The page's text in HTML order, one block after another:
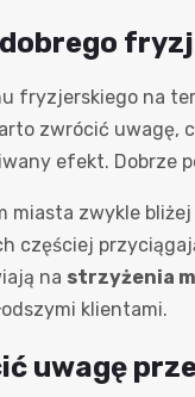
fryzjerskiego na
zwrócić uwagę,
efekt. Dobrze
miasta zwykle
częściej
na strzyżenia
klientami.
uwagę